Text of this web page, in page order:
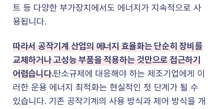
트 등 다양한 부가장치에서도 에너지가 지속적으로 사
용됩니다.
따라서 공작기계 산업의 에너지 효율화는 단순히 장비를
교체하거나 고성능 부품을 적용하는 것만으로 접근하기
어렵습니다.탄소규제에 대응해야 하는 제조기업에게 이
러한 운용 에너지 최적화는 현실적인 첫 단계가 될 수
있습니다. 기존 공작기계의 사용 방식과 제어 방식을 개